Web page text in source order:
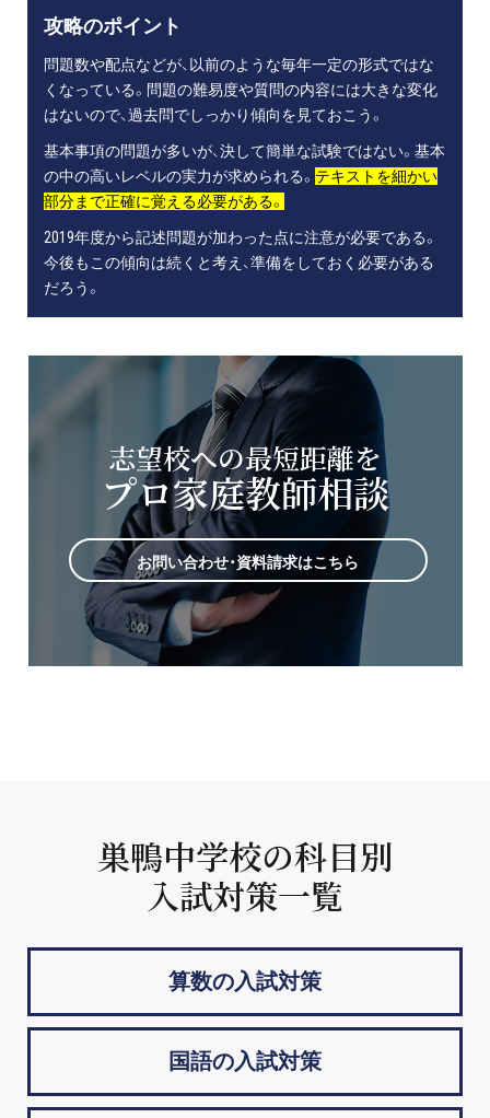
攻略のポイント
問題数や配点などが、以前のような毎年一定の形式ではな
くなっている。問題の難易度や質問の内容には大きな変化
はないので、過去問でしっかり傾向を見ておこう。
基本事項の問題が多いが、決して簡単な試験ではない。基本
の中の高いレベルの実力が求められる。 テキストを細かい
部分まで正確に覚える必要がある。
2019年度から記述問題が加わった点に注意が必要である。
今後もこの傾向は続くと考え、準備をしておく必要がある
だろう。
志望校への最短距離を
プロ家庭教師相談
お問い合わせ・資料請求はこちら
巣鴨中学校の科目別
入試対策一覧
算数の入試対策
国語の入試対策